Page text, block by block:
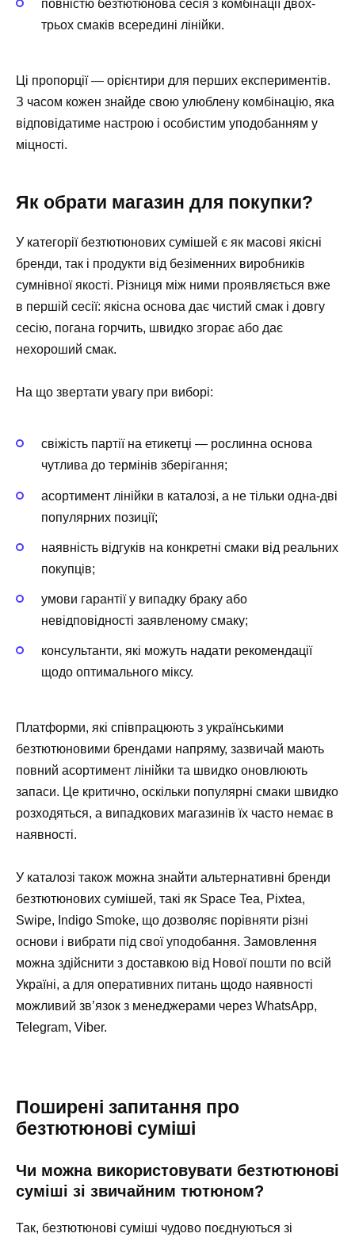
повністю безтютюнова сесія з комбінації двох-
трьох смаків всередині лінійки.
Ці пропорції — орієнтири для перших експериментів.
З часом кожен знайде свою улюблену комбінацію, яка
відповідатиме настрою і особистим уподобанням у
міцності.
Як обрати магазин для покупки?
У категорії безтютюнових сумішей є як масові якісні
бренди, так і продукти від безіменних виробників
сумнівної якості. Різниця між ними проявляється вже
в першій сесії: якісна основа дає чистий смак і довгу
сесію, погана горчить, швидко згорає або дає
нехороший смак.
На що звертати увагу при виборі:
свіжість партії на етикетці — рослинна основа
чутлива до термінів зберігання;
асортимент лінійки в каталозі, а не тільки одна-дві
популярних позиції;
наявність відгуків на конкретні смаки від реальних
покупців;
умови гарантії у випадку браку або
невідповідності заявленому смаку;
консультанти, які можуть надати рекомендації
щодо оптимального міксу.
Платформи, які співпрацюють з українськими
безтютюновими брендами напряму, зазвичай мають
повний асортимент лінійки та швидко оновлюють
запаси. Це критично, оскільки популярні смаки швидко
розходяться, а випадкових магазинів їх часто немає в
наявності.
У каталозі також можна знайти альтернативні бренди
безтютюнових сумішей, такі як Space Tea, Pixtea,
Swipe, Indigo Smoke, що дозволяє порівняти різні
основи і вибрати під свої уподобання. Замовлення
можна здійснити з доставкою від Нової пошти по всій
Україні, а для оперативних питань щодо наявності
можливий зв’язок з менеджерами через WhatsApp,
Telegram, Viber.
Поширені запитання про
безтютюнові суміші
Чи можна використовувати безтютюнові
суміші зі звичайним тютюном?
Так, безтютюнові суміші чудово поєднуються зі